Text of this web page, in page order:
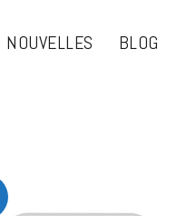
NOUVELLES BLOG